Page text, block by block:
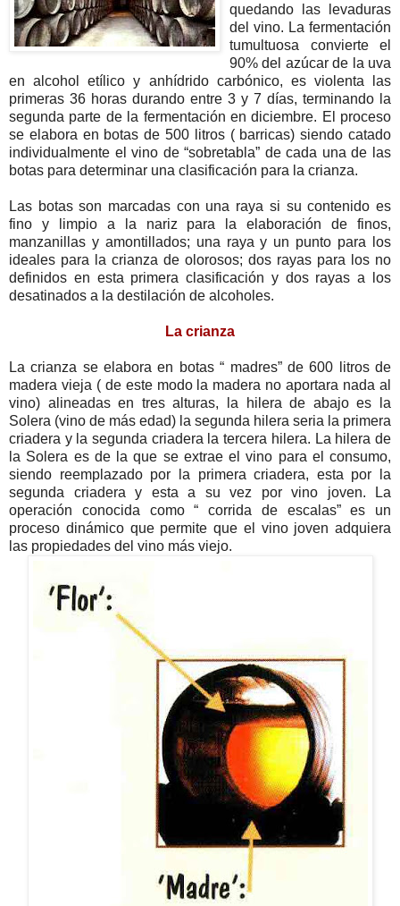
quedando las levaduras
del vino. La fermentación
tumultuosa convierte el
90% del azúcar de la uva
en alcohol etílico y anhídrido carbónico, es violenta las
primeras 36 horas durando entre 3 y 7 días, terminando la
segunda parte de la fermentación en diciembre. El proceso
se elabora en botas de 500 litros ( barricas) siendo catado
individualmente el vino de “sobretabla” de cada una de las
botas para determinar una clasificación para la crianza.
Las botas son marcadas con una raya si su contenido es
fino y limpio a la nariz para la elaboración de finos,
manzanillas y amontillados; una raya y un punto para los
ideales para la crianza de olorosos; dos rayas para los no
definidos en esta primera clasificación y dos rayas a los
desatinados a la destilación de alcoholes.
La crianza
La crianza se elabora en botas “ madres” de 600 litros de
madera vieja ( de este modo la madera no aportara nada al
vino) alineadas en tres alturas, la hilera de abajo es la
Solera (vino de más edad) la segunda hilera seria la primera
criadera y la segunda criadera la tercera hilera. La hilera de
la Solera es de la que se extrae el vino para el consumo,
siendo reemplazado por la primera criadera, esta por la
segunda criadera y esta a su vez por vino joven. La
operación conocida como “ corrida de escalas” es un
proceso dinámico que permite que el vino joven adquiera
las propiedades del vino más viejo.